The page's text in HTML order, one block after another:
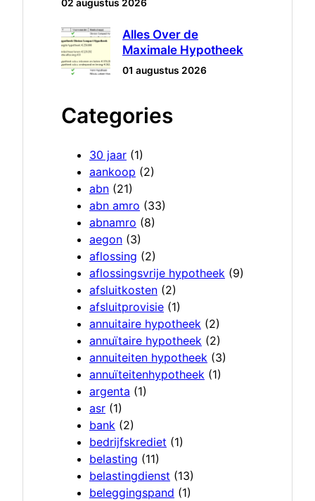
02 augustus 2026
Alles Over de
Maximale Hypotheek
01 augustus 2026
Categories
30 jaar (1)
aankoop (2)
abn (21)
abn amro (33)
abnamro (8)
aegon (3)
aflossing (2)
aflossingsvrije hypotheek (9)
afsluitkosten (2)
afsluitprovisie (1)
annuitaire hypotheek (2)
annuïtaire hypotheek (2)
annuiteiten hypotheek (3)
annuïteitenhypotheek (1)
argenta (1)
asr (1)
bank (2)
bedrijfskrediet (1)
belasting (11)
belastingdienst (13)
beleggingspand (1)